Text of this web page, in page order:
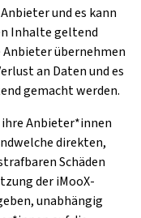
und es kann
Inhalte geltend
Anbieter übernehmen
an Daten und es
gemacht werden.
ihre Anbieter*innen
direkten,
Schäden
der iMooX-
unabhängig